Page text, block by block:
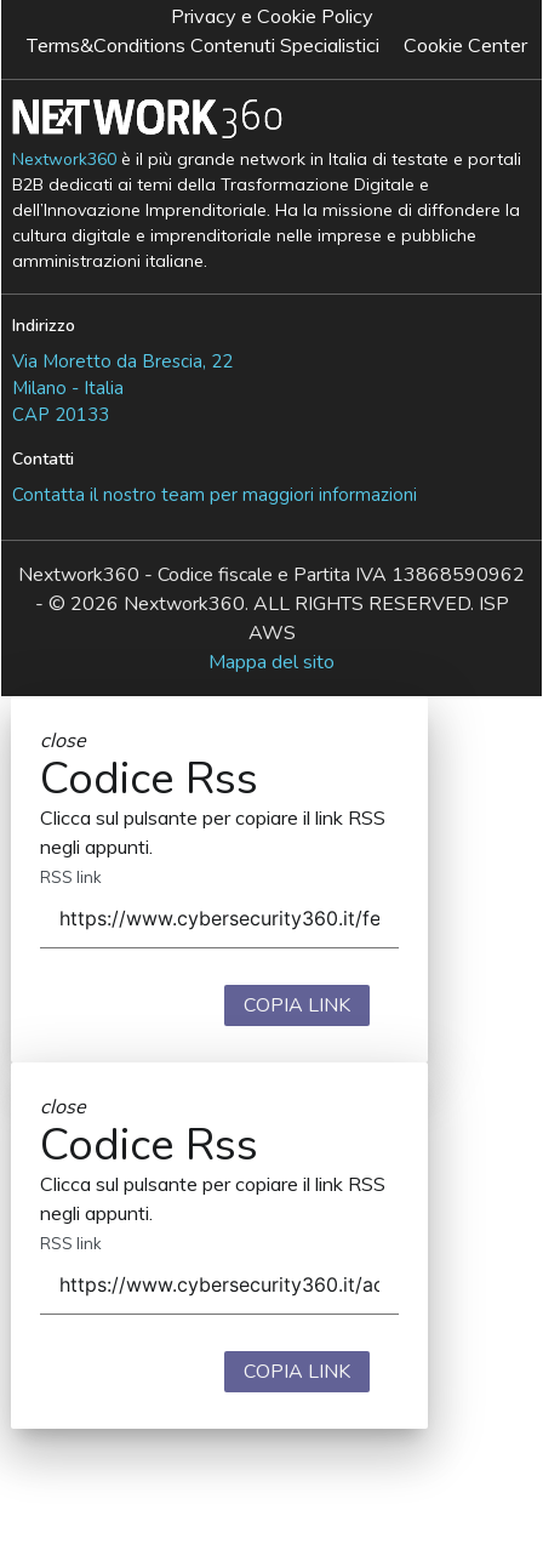
Privacy e Cookie Policy
Terms&Conditions Contenuti Specialistici
Cookie Center
Nextwork360 è il più grande network in Italia di testate e portali
B2B dedicati ai temi della Trasformazione Digitale e
dell’Innovazione Imprenditoriale. Ha la missione di diffondere la
cultura digitale e imprenditoriale nelle imprese e pubbliche
amministrazioni italiane.
Indirizzo
Via Moretto da Brescia, 22
Milano - Italia
CAP 20133
Contatti
Contatta il nostro team per maggiori informazioni
Nextwork360 - Codice fiscale e Partita IVA 13868590962
- © 2026 Nextwork360. ALL RIGHTS RESERVED. ISP
AWS
Mappa del sito
close
Codice Rss
Clicca sul pulsante per copiare il link RSS
negli appunti.
RSS link
COPIA LINK
close
Codice Rss
Clicca sul pulsante per copiare il link RSS
negli appunti.
RSS link
COPIA LINK